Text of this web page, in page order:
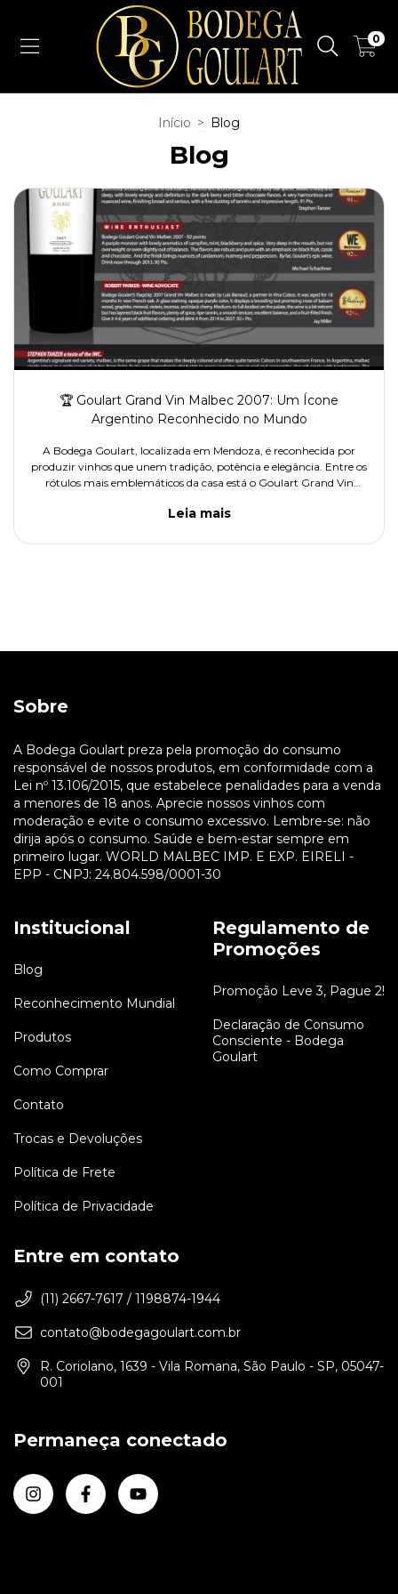
0
Início > Blog
Blog
🏆 Goulart Grand Vin Malbec 2007: Um Ícone
Argentino Reconhecido no Mundo
A Bodega Goulart, localizada em Mendoza, é reconhecida por
produzir vinhos que unem tradição, potência e elegância. Entre os
rótulos mais emblemáticos da casa está o Goulart Grand Vin
internacional e recebeu avaliações de destaque em publicações
Leia mais
Sobre
A Bodega Goulart preza pela promoção do consumo
responsável de nossos produtos, em conformidade com a
Lei nº 13.106/2015, que estabelece penalidades para a venda
a menores de 18 anos. Aprecie nossos vinhos com
moderação e evite o consumo excessivo. Lembre-se: não
dirija após o consumo. Saúde e bem-estar sempre em
primeiro lugar. WORLD MALBEC IMP. E EXP. EIRELI -
EPP - CNPJ: 24.804.598/0001-30
Institucional
Blog
Reconhecimento Mundial
Produtos
Como Comprar
Contato
Trocas e Devoluções
Política de Frete
Política de Privacidade
Regulamento de
Promoções
Promoção Leve 3, Pague 2!
Declaração de Consumo
Consciente - Bodega
Goulart
Entre em contato
(11) 2667-7617 / 1198874-1944
contato@bodegagoulart.com.br
R. Coriolano, 1639 - Vila Romana, São Paulo - SP, 05047-
001
Permaneça conectado